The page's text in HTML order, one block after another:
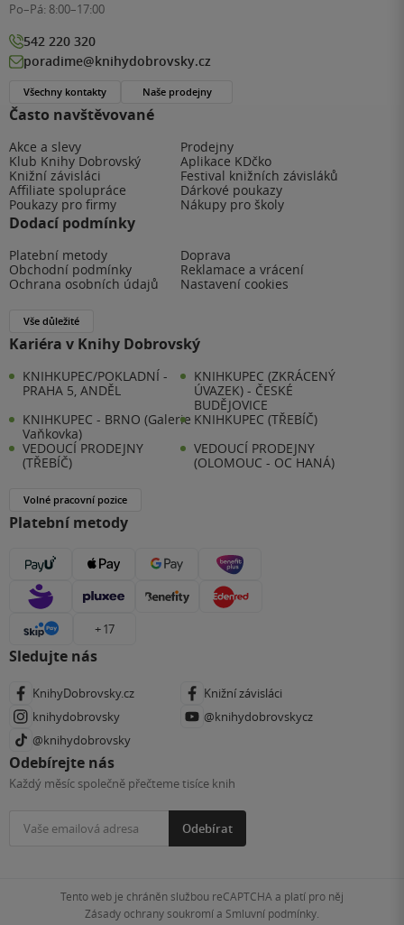
Často navštěvované
Akce a slevy
Prodejny
Klub Knihy Dobrovský
Aplikace KDčko
Knižní závisláci
Festival knižních závisláků
Affiliate spolupráce
Dárkové poukazy
Poukazy pro firmy
Nákupy pro školy
Dodací podmínky
Platební metody
Doprava
Obchodní podmínky
Reklamace a vrácení
Ochrana osobních údajů
Nastavení cookies
Vše důležité
Kariéra v Knihy Dobrovský
KNIHKUPEC/POKLADNÍ -
PRAHA 5, ANDĚL
KNIHKUPEC (ZKRÁCENÝ
ÚVAZEK) - ČESKÉ
BUDĚJOVICE
KNIHKUPEC - BRNO (Galerie
Vaňkovka)
KNIHKUPEC (TŘEBÍČ)
VEDOUCÍ PRODEJNY
(TŘEBÍČ)
VEDOUCÍ PRODEJNY
(OLOMOUC - OC HANÁ)
Volné pracovní pozice
Platební metody
+ 17
Sledujte nás
KnihyDobrovsky.cz
Knižní závisláci
knihydobrovsky
@knihydobrovskycz
@knihydobrovsky
Odebírejte nás
Každý měsíc společně přečteme tisíce knih
Odebírat
Po–Pá: 8:00–17:00
542 220 320
poradime@knihydobrovsky.cz
Všechny kontakty Naše prodejny
Tento web je chráněn službou reCAPTCHA a platí pro něj
Zásady ochrany soukromía Smluvní podmínky